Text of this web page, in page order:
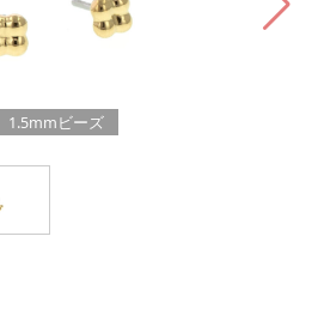
1.5mmビーズ